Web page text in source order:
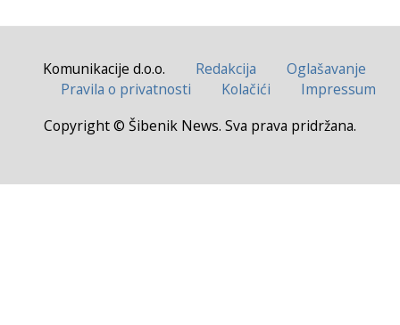
Komunikacije d.o.o. Redakcija
Oglašavanje
Pravila o privatnosti
Kolačići
Impressum
Copyright © Šibenik News. Sva prava pridržana.